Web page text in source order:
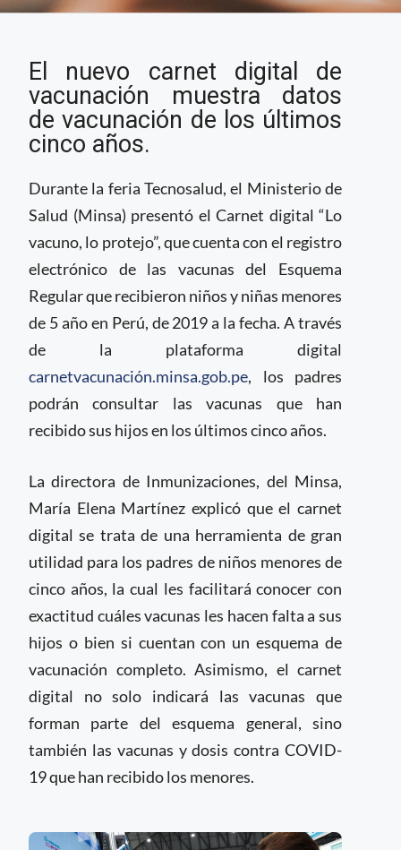
digital de vacunación
para niños y niñas
El nuevo carnet digital de
vacunación muestra datos
de vacunación de los últimos
cinco años.
Durante la feria Tecnosalud, el Ministerio de
Salud (Minsa) presentó el Carnet digital “Lo
vacuno, lo protejo”, que cuenta con el registro
electrónico de las vacunas del Esquema
Regular que recibieron niños y niñas menores
de 5 año en Perú, de 2019 a la fecha. A través
de la plataforma digital
carnetvacunación.minsa.gob.pe, los padres
podrán consultar las vacunas que han
recibido sus hijos en los últimos cinco años.
La directora de Inmunizaciones, del Minsa,
María Elena Martínez explicó que el carnet
digital se trata de una herramienta de gran
utilidad para los padres de niños menores de
cinco años, la cual les facilitará conocer con
exactitud cuáles vacunas les hacen falta a sus
hijos o bien si cuentan con un esquema de
vacunación completo. Asimismo, el carnet
digital no solo indicará las vacunas que
forman parte del esquema general, sino
también las vacunas y dosis contra COVID-
19 que han recibido los menores.